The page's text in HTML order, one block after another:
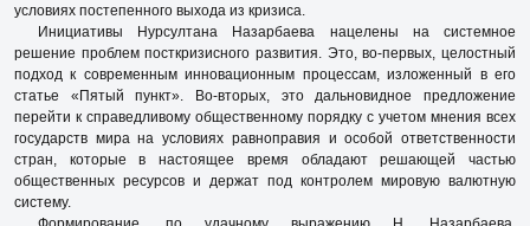
условиях постепенного выхода из кризиса.
Инициативы Нурсултана Назарбаева нацелены на системное
решение проблем посткризисного развития. Это, во-первых, целостный
подход к современным инновационным процессам, изложенный в его
статье «Пятый пункт». Во-вторых, это дальновидное предложение
перейти к справедливому общественному порядку с учетом мнения всех
государств мира на условиях равноправия и особой ответственности
стран, которые в настоящее время обладают решающей частью
общественных ресурсов и держат под контролем мировую валютную
систему.